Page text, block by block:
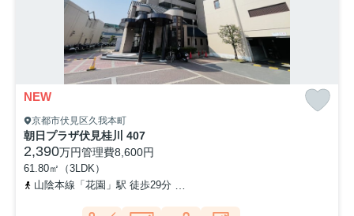
NEW
京都市伏見区久我本町
朝日プラザ伏見桂川 407
2,390万円管理費8,600円
61.80㎡（3LDK）
山陰本線「花園」駅 徒歩29分